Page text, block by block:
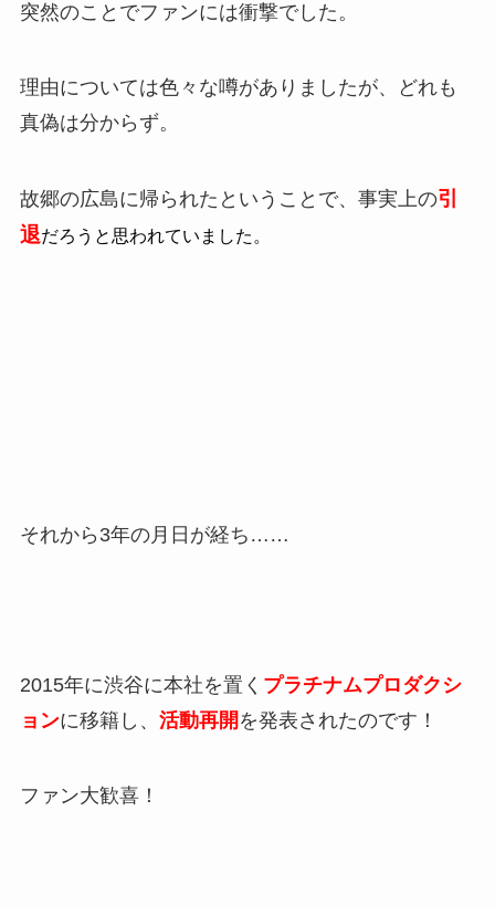
突然のことでファンには衝撃でした。
理由については色々な噂がありましたが、どれも
真偽は分からず。
故郷の広島に帰られたということで、事実上の引
退だろうと思われていました。
それから3年の月日が経ち……
2015年に渋谷に本社を置く プラチナムプロダクシ
ョンに移籍し、 活動再開 を発表されたのです！
ファン大歓喜！